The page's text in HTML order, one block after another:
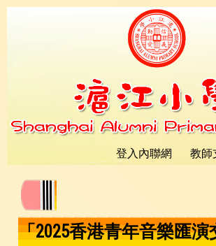
登入內聯網 教師
「2025香港青年音樂匯演